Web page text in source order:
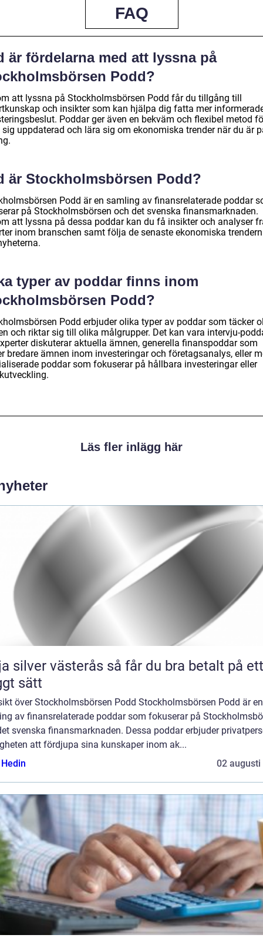
FAQ
är fördelarna med att lyssna på
Podd?
att lyssna på Stockholmsbörsen Podd får du tillgång till
och insikter som kan hjälpa dig fatta mer
Poddar ger även en bekväm och flexibel metod
uppdaterad och lära sig om ekonomiska trender när du är
är Stockholmsbörsen Podd?
Podd är en samling av finansrelaterade poddar
på Stockholmsbörsen och det svenska finansmarknaden.
att lyssna på dessa poddar kan du få insikter och analyser
inom branschen samt följa de senaste ekonomiska
typer av poddar finns inom
Podd?
Podd erbjuder olika typer av poddar som täcker
och riktar sig till olika målgrupper. Det kan vara intervju-
diskuterar aktuella ämnen, generella finanspoddar som
bredare ämnen inom investeringar och företagsanalys, eller
poddar som fokuserar på hållbara investeringar eller
Läs fler inlägg här
västerås så får du bra betalt på ett
sätt
över Stockholmsbörsen Podd Stockholmsbörsen Podd är en
av finansrelaterade poddar som fokuserar på
svenska finansmarknaden. Dessa poddar erbjuder
att fördjupa sina kunskaper inom ak...
02 augusti